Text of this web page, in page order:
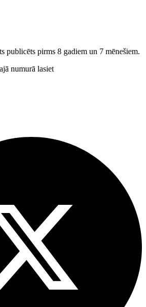
publicēts pirms 8 gadiem un 7 mēnešiem.
numurā lasiet